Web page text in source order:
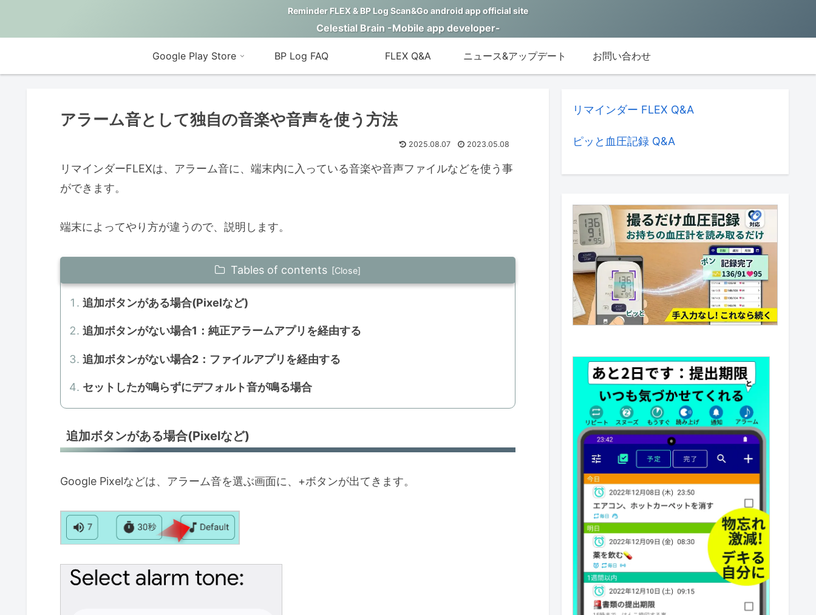
Reminder FLEX & BP Log Scan&Go android app official site
Celestial Brain -Mobile app developer-
Google Play Store BP Log FAQ FLEX Q&A ニュース&アップデート お問い合わせ
アラーム音として独自の音楽や音声を使う方法
2025.08.07 2023.05.08
リマインダーFLEXは、アラーム音に、端末内に入っている音楽や音声ファイルなどを使う事
ができます。
端末によってやり方が違うので、説明します。
Tables of contents
追加ボタンがある場合(Pixelなど)
追加ボタンがない場合1：純正アラームアプリを経由する
追加ボタンがない場合2：ファイルアプリを経由する
セットしたが鳴らずにデフォルト音が鳴る場合
追加ボタンがある場合(Pixelなど)
Google Pixelなどは、アラーム音を選ぶ画面に、+ボタンが出てきます。
リマインダー FLEX Q&A
ピッと血圧記録 Q&A